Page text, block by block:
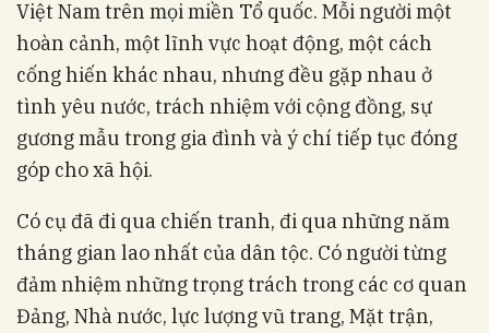
Việt Nam trên mọi miền Tổ quốc. Mỗi người một
hoàn cảnh, một lĩnh vực hoạt động, một cách
cống hiến khác nhau, nhưng đều gặp nhau ở
tình yêu nước, trách nhiệm với cộng đồng, sự
gương mẫu trong gia đình và ý chí tiếp tục đóng
góp cho xã hội.
Có cụ đã đi qua chiến tranh, đi qua những năm
tháng gian lao nhất của dân tộc. Có người từng
đảm nhiệm những trọng trách trong các cơ quan
Đảng, Nhà nước, lực lượng vũ trang, Mặt trận,